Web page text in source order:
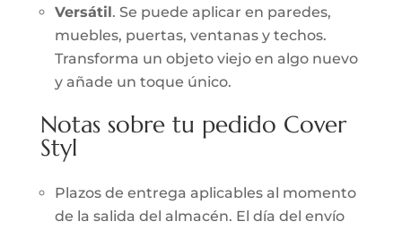
Versátil . Se puede aplicar en paredes,
muebles, puertas, ventanas y techos.
Transforma un objeto viejo en algo nuevo
y añade un toque único.
Notas sobre tu pedido Cover
Styl
Plazos de entrega aplicables al momento
de la salida del almacén. El día del envío